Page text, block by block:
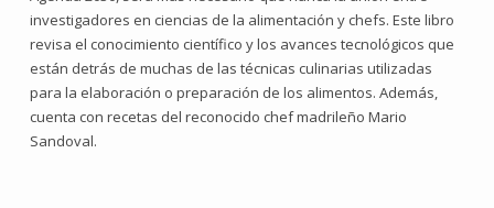
investigadores en ciencias de la alimentación y chefs. Este libro
revisa el conocimiento científico y los avances tecnológicos que
están detrás de muchas de las técnicas culinarias utilizadas
para la elaboración o preparación de los alimentos. Además,
cuenta con recetas del reconocido chef madrileño Mario
Sandoval.